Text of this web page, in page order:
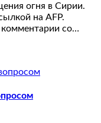
огня в Сирии.
на AFP.
комментарии со…